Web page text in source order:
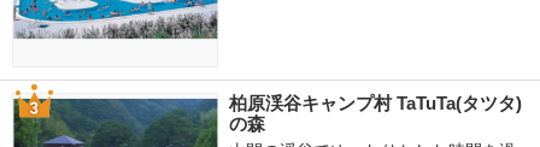
柏原渓谷キャンプ村 TaTuTa(タツタ)
の森